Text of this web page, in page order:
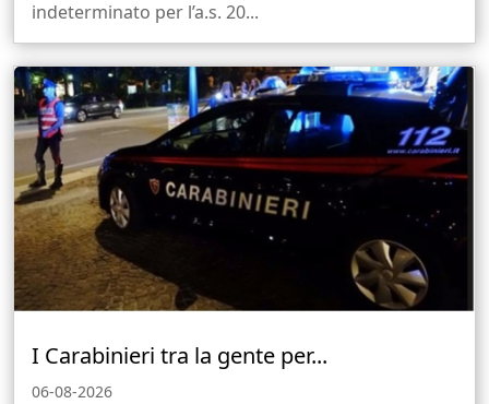
indeterminato per l’a.s. 20...
I Carabinieri tra la gente per...
06-08-2026